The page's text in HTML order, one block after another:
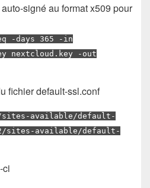
signé au format x509 pour
-days 365 -in
nextcloud.key -out
fichier default-ssl.conf
sites-available/default-
sites-available/default-
ci